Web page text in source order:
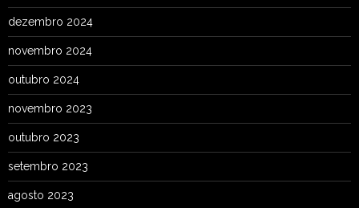
dezembro 2024
novembro 2024
outubro 2024
novembro 2023
outubro 2023
setembro 2023
agosto 2023